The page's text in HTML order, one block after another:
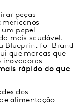
peças
papel
mais saudável.
Blueprint for Brand
que marcas que
inovadoras
rápido do que
dos
alimentação